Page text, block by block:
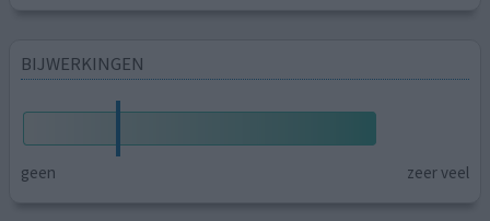
BIJWERKINGEN
geen zeer veel